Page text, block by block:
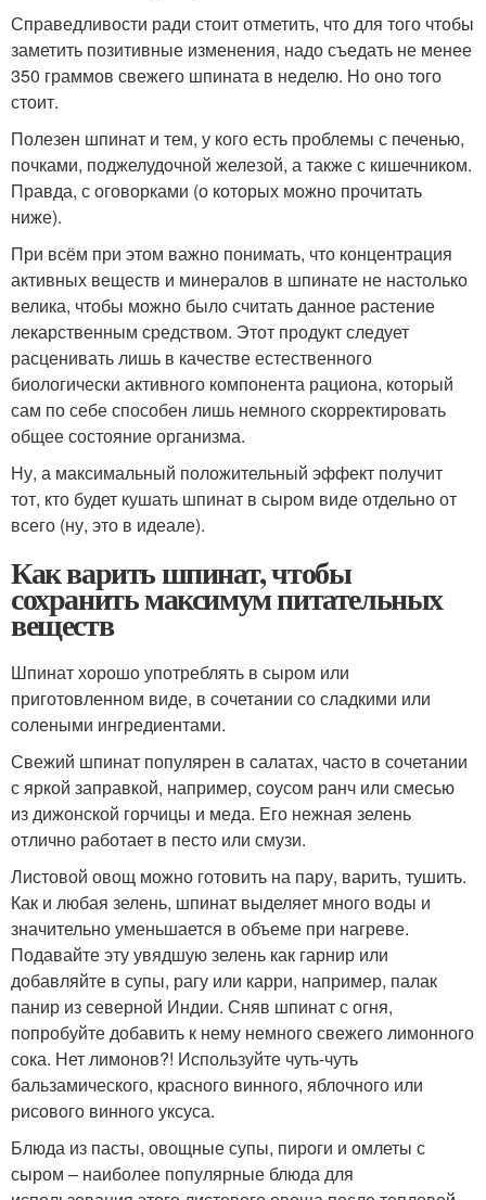
Справедливости ради стоит отметить, что для того чтобы
заметить позитивные изменения, надо съедать не менее
350 граммов свежего шпината в неделю. Но оно того
стоит.
Полезен шпинат и тем, у кого есть проблемы с печенью,
почками, поджелудочной железой, а также с кишечником.
Правда, с оговорками (о которых можно прочитать
ниже).
При всём при этом важно понимать, что концентрация
активных веществ и минералов в шпинате не настолько
велика, чтобы можно было считать данное растение
лекарственным средством. Этот продукт следует
расценивать лишь в качестве естественного
биологически активного компонента рациона, который
сам по себе способен лишь немного скорректировать
общее состояние организма.
Ну, а максимальный положительный эффект получит
тот, кто будет кушать шпинат в сыром виде отдельно от
всего (ну, это в идеале).
Как варить шпинат, чтобы
сохранить максимум питательных
веществ
Шпинат хорошо употреблять в сыром или
приготовленном виде, в сочетании со сладкими или
солеными ингредиентами.
Свежий шпинат популярен в салатах, часто в сочетании
с яркой заправкой, например, соусом ранч или смесью
из дижонской горчицы и меда. Его нежная зелень
отлично работает в песто или смузи.
Листовой овощ можно готовить на пару, варить, тушить.
Как и любая зелень, шпинат выделяет много воды и
значительно уменьшается в объеме при нагреве.
Подавайте эту увядшую зелень как гарнир или
добавляйте в супы, рагу или карри, например, палак
панир из северной Индии. Сняв шпинат с огня,
попробуйте добавить к нему немного свежего лимонного
сока. Нет лимонов?! Используйте чуть-чуть
бальзамического, красного винного, яблочного или
рисового винного уксуса.
Блюда из пасты, овощные супы, пироги и омлеты с
сыром – наиболее популярные блюда для